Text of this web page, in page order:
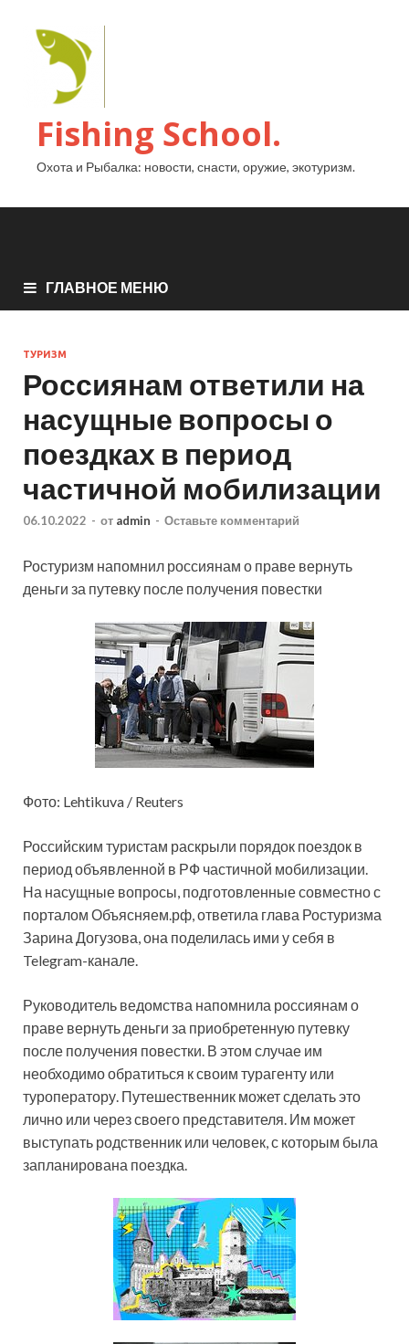
Fishing School.
Охота и Рыбалка: новости, снасти, оружие, экотуризм.
ГЛАВНОЕ МЕНЮ
ТУРИЗМ
Россиянам ответили на
насущные вопросы о
поездках в период
частичной мобилизации
06.10.2022 - от admin - Оставьте комментарий
Ростуризм напомнил россиянам о праве вернуть
деньги за путевку после получения повестки
Фото: Lehtikuva / Reuters
Российским туристам раскрыли порядок поездок в
период объявленной в РФ частичной мобилизации.
На насущные вопросы, подготовленные совместно с
порталом Объясняем.рф, ответила глава Ростуризма
Зарина Догузова, она поделилась ими у себя в
Telegram-канале.
Руководитель ведомства напомнила россиянам о
праве вернуть деньги за приобретенную путевку
после получения повестки. В этом случае им
необходимо обратиться к своим турагенту или
туроператору. Путешественник может сделать это
лично или через своего представителя. Им может
выступать родственник или человек, с которым была
запланирована поездка.